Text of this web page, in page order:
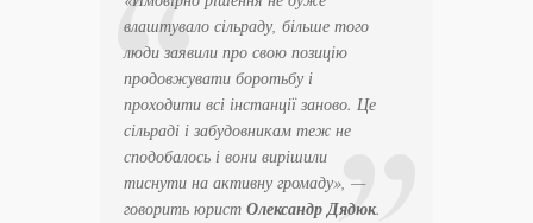
влаштувало сільраду, більше того
люди заявили про свою позицію
продовжувати боротьбу і
проходити всі інстанції заново. Це
сільраді і забудовникам теж не
сподобалось і вони вирішили
тиснути на активну громаду», —
говорить юрист Олександр Дядюк.